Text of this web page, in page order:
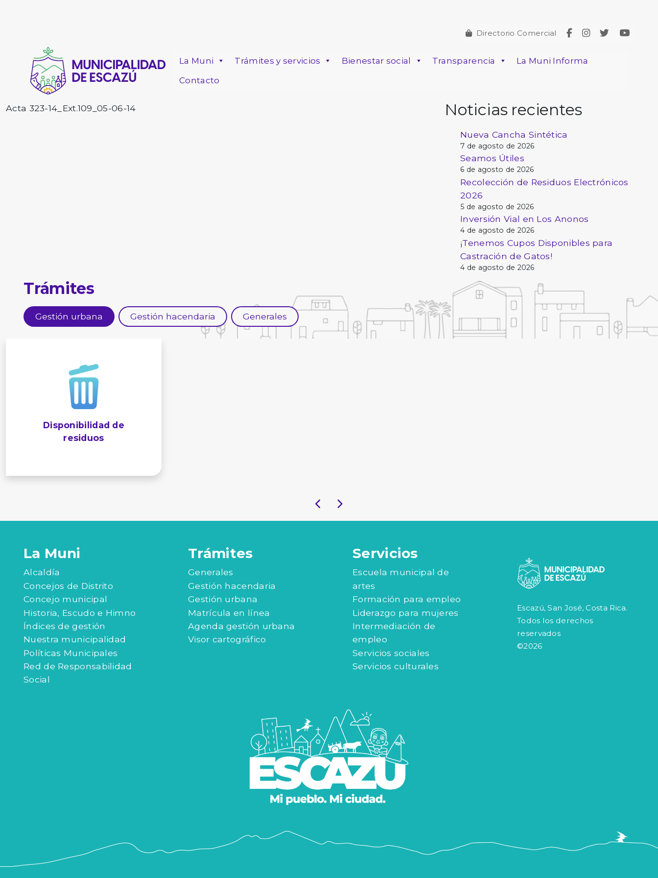
Directorio Comercial
La Muni Trámites y servicios Bienestar social Transparencia
La Muni Informa
Contacto
Acta 323-14_Ext.109_05-06-14 Noticias recientes
Nueva Cancha Sintética
7 de agosto de 2026
Seamos Útiles
6 de agosto de 2026
Recolección de Residuos Electrónicos
2026
5 de agosto de 2026
Inversión Vial en Los Anonos
4 de agosto de 2026
¡Tenemos Cupos Disponibles para
Castración de Gatos!
4 de agosto de 2026
Trámites
Gestión urbana Gestión hacendaria Generales
Disponibilidad de
residuos
La Muni
Alcaldía
Concejos de Distrito
Concejo municipal
Historia, Escudo e Himno
Índices de gestión
Nuestra municipalidad
Políticas Municipales
Red de Responsabilidad
Social
Trámites
Generales
Gestión hacendaria
Gestión urbana
Matrícula en línea
Agenda gestión urbana
Visor cartográfico
Servicios
Escuela municipal de
artes
Formación para empleo
Liderazgo para mujeres
Intermediación de
empleo
Servicios sociales
Servicios culturales
Escazú, San José, Costa Rica.
Todos los derechos
reservados
©2026